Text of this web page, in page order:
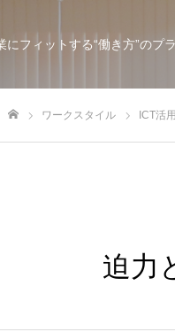
にフィットする“働き方”のプ
ワークスタイル ICT活用
迫力